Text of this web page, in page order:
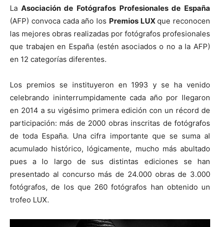
La Asociación de Fotógrafos Profesionales de España
(AFP) convoca cada año los Premios LUXque reconocen
las mejores obras realizadas por fotógrafos profesionales
que trabajen en España (estén asociados o no a la AFP)
en 12 categorías diferentes.
Los premios se instituyeron en 1993 y se ha venido
celebrando ininterrumpidamente cada año por llegaron
en 2014 a su vigésimo primera edición con un récord de
participación: más de 2000 obras inscritas de fotógrafos
de toda España. Una cifra importante que se suma al
acumulado histórico, lógicamente, mucho más abultado
pues a lo largo de sus distintas ediciones se han
presentado al concurso más de 24.000 obras de 3.000
fotógrafos, de los que 260 fotógrafos han obtenido un
trofeo LUX.